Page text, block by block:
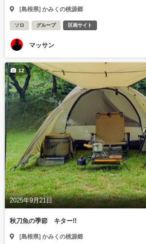
[島根県] かみくの桃源郷
ソロ グループ 区画サイト
マッサン
2025年9月21日
12
秋刀魚の季節 キター!!
[島根県] かみくの桃源郷